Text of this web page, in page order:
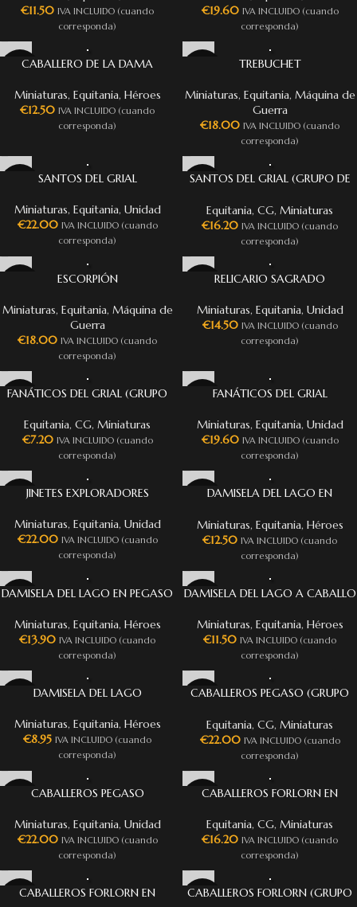
€11.50 IVA INCLUIDO (cuando
corresponda)
€19.60 IVA INCLUIDO (cuando
corresponda)
CABALLERO DE LA DAMA
Miniaturas, Equitania, Héroes
€12.50 IVA INCLUIDO (cuando
corresponda)
TREBUCHET
Miniaturas, Equitania, Máquina de
Guerra
€18.00 IVA INCLUIDO (cuando
corresponda)
SANTOS DEL GRIAL
Miniaturas, Equitania, Unidad
€22.00 IVA INCLUIDO (cuando
corresponda)
SANTOS DEL GRIAL (GRUPO DE
Equitania, CG, Miniaturas
€16.20 IVA INCLUIDO (cuando
corresponda)
ESCORPIÓN
Miniaturas, Equitania, Máquina de
Guerra
€18.00 IVA INCLUIDO (cuando
corresponda)
RELICARIO SAGRADO
Miniaturas, Equitania, Unidad
€14.50 IVA INCLUIDO (cuando
corresponda)
FANÁTICOS DEL GRIAL (GRUPO
Equitania, CG, Miniaturas
€7.20 IVA INCLUIDO (cuando
corresponda)
FANÁTICOS DEL GRIAL
Miniaturas, Equitania, Unidad
€19.60 IVA INCLUIDO (cuando
corresponda)
JINETES EXPLORADORES
Miniaturas, Equitania, Unidad
€22.00 IVA INCLUIDO (cuando
corresponda)
DAMISELA DEL LAGO EN
Miniaturas, Equitania, Héroes
€12.50 IVA INCLUIDO (cuando
corresponda)
DAMISELA DEL LAGO EN PEGASO
Miniaturas, Equitania, Héroes
€13.90 IVA INCLUIDO (cuando
corresponda)
DAMISELA DEL LAGO A CABALLO
Miniaturas, Equitania, Héroes
€11.50 IVA INCLUIDO (cuando
corresponda)
DAMISELA DEL LAGO
Miniaturas, Equitania, Héroes
€8.95 IVA INCLUIDO (cuando
corresponda)
CABALLEROS PEGASO (GRUPO
Equitania, CG, Miniaturas
€22.00 IVA INCLUIDO (cuando
corresponda)
CABALLEROS PEGASO
Miniaturas, Equitania, Unidad
€22.00 IVA INCLUIDO (cuando
corresponda)
CABALLEROS FORLORN EN
Equitania, CG, Miniaturas
€16.20 IVA INCLUIDO (cuando
corresponda)
CABALLEROS FORLORN EN
CABALLEROS FORLORN (GRUPO